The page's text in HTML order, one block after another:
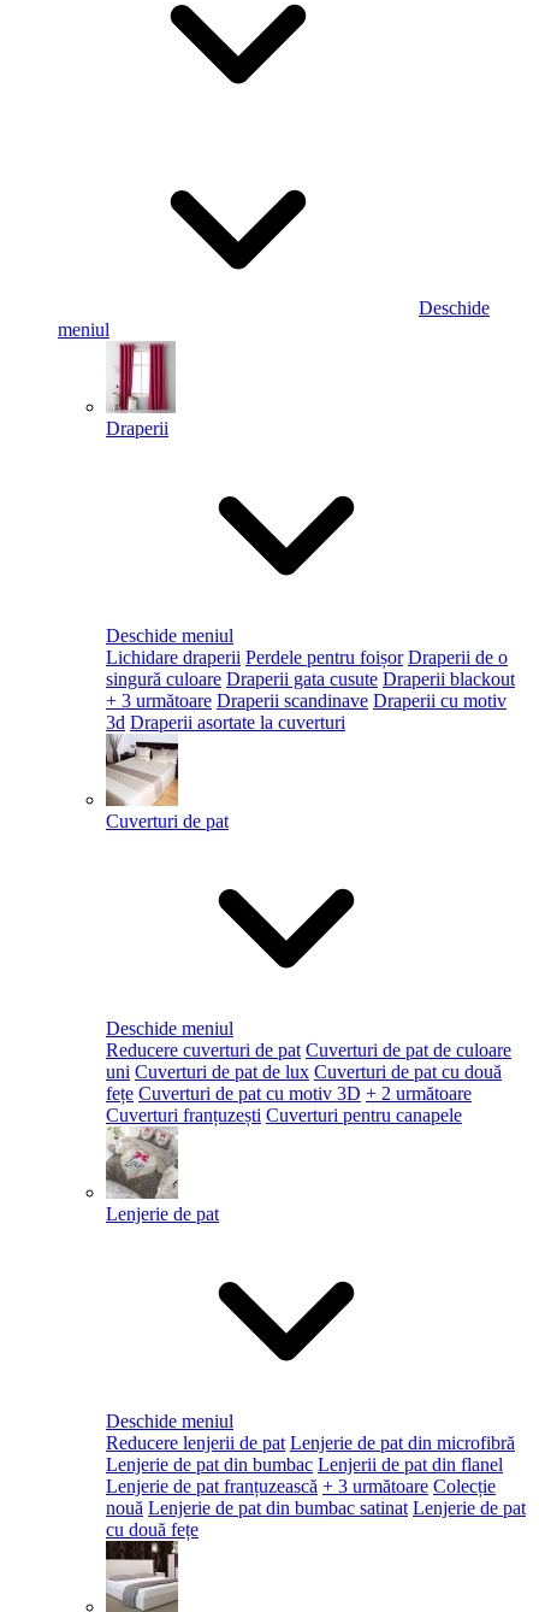
Deschide
meniul
Draperii
Deschide meniul
Lichidare draperii Perdele pentru foișor Draperii de o
singură culoare Draperii gata cusute Draperii blackout
+ 3 următoare Draperii scandinave Draperii cu motiv
3d Draperii asortate la cuverturi
Cuverturi de pat
Deschide meniul
Reducere cuverturi de pat Cuverturi de pat de culoare
uni Cuverturi de pat de lux Cuverturi de pat cu două
fețe Cuverturi de pat cu motiv 3D + 2 următoare
Cuverturi franțuzești Cuverturi pentru canapele
Lenjerie de pat
Deschide meniul
Reducere lenjerii de pat Lenjerie de pat din microfibră
Lenjerie de pat din bumbac Lenjerii de pat din flanel
Lenjerie de pat franțuzească + 3 următoare Colecție
nouă Lenjerie de pat din bumbac satinat Lenjerie de pat
cu două fețe